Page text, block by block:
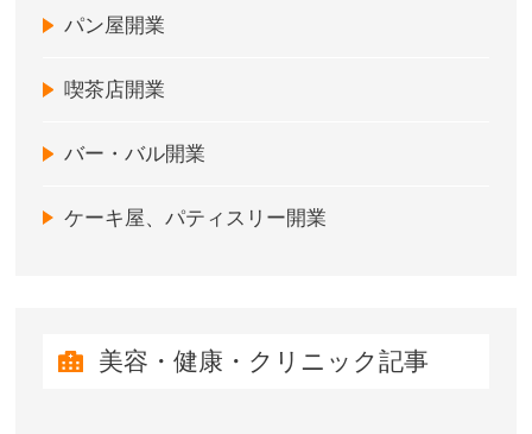
パン屋開業
喫茶店開業
バー・バル開業
ケーキ屋、パティスリー開業
美容・健康・クリニック記事